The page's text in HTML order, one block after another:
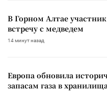
В Горном Алтае
встречу с медведем
14 минут назад
Европа обновила
запасам газа в